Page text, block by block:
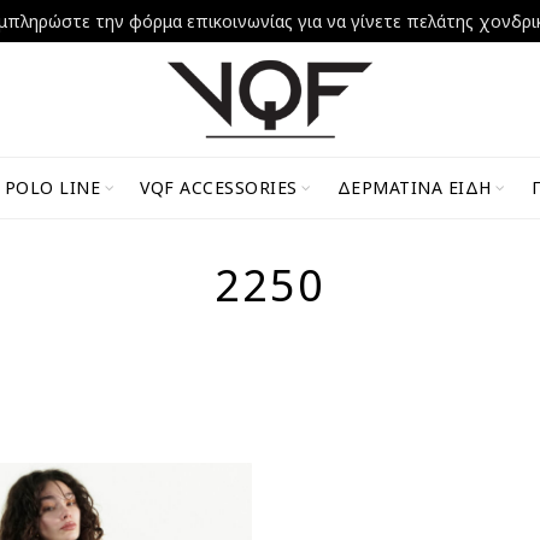
POLO LINE VQF ACCESSORIES ΔΕΡΜΆΤΙΝΑ ΕΊΔΗ
2250
την φόρμα επικοινωνίας για να γίνετε πελάτης